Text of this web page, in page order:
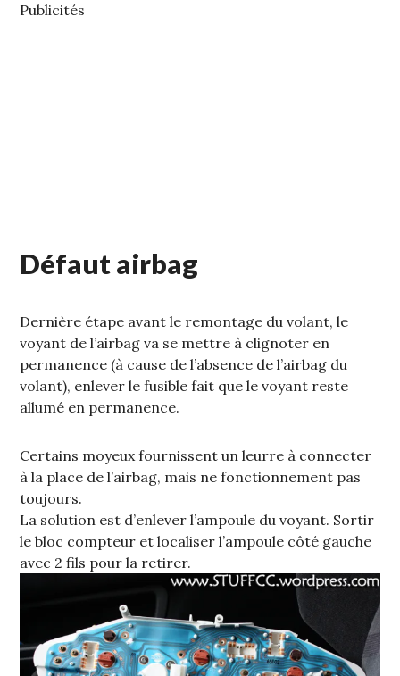
Publicités
Défaut airbag
Dernière étape avant le remontage du volant, le
voyant de l’airbag va se mettre à clignoter en
permanence (à cause de l’absence de l’airbag du
volant), enlever le fusible fait que le voyant reste
allumé en permanence.
Certains moyeux fournissent un leurre à connecter
à la place de l’airbag, mais ne fonctionnement pas
toujours.
La solution est d’enlever l’ampoule du voyant. Sortir
le bloc compteur et localiser l’ampoule côté gauche
avec 2 fils pour la retirer.